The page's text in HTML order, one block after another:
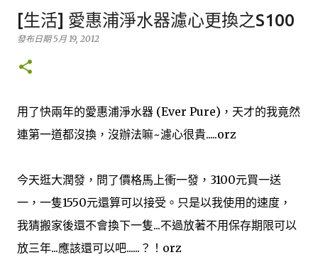
Who We Are At Walk In The Cloud, we are committed to
maintaining the trust and confidence of all visitors to
our web site. In particular, we want you to know that
Walk In The Cloud is not in the business of selling,
Policy, we’ve provided detailed information on when
and why we collect personal information, how we use
privacy seriously and take measures to provide all
visitors and users of Walk In The Cloud with a safe and
secure environment. Cookies Walk In The Cloud may
set and access Walk In The Cloud cookies on your
computer. Cookies are used to provide our system with
[生活] 愛惠浦淨水器濾心更換之S100
發布日期5月 19, 2012
用了快兩年的愛惠浦淨水器 (Ever Pure)，天才的我竟然
連第一道都沒換，沒辦法嘛~濾心很貴.....orz
今天逛大潤發，問了價格馬上衝一發，3100元買一送
一，一隻1550元還算可以接受。只是以我使用的速度，
我猜搬家後還不會換下一隻...不過放著不用保存期限可以
放三年...應該還可以吧......？！orz